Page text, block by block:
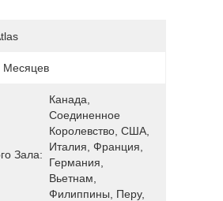
Месяцев
Зала:
Канада,
Соединенное
Королевство, США,
Италия, Франция,
Германия,
Вьетнам,
Филиппины, Перу,